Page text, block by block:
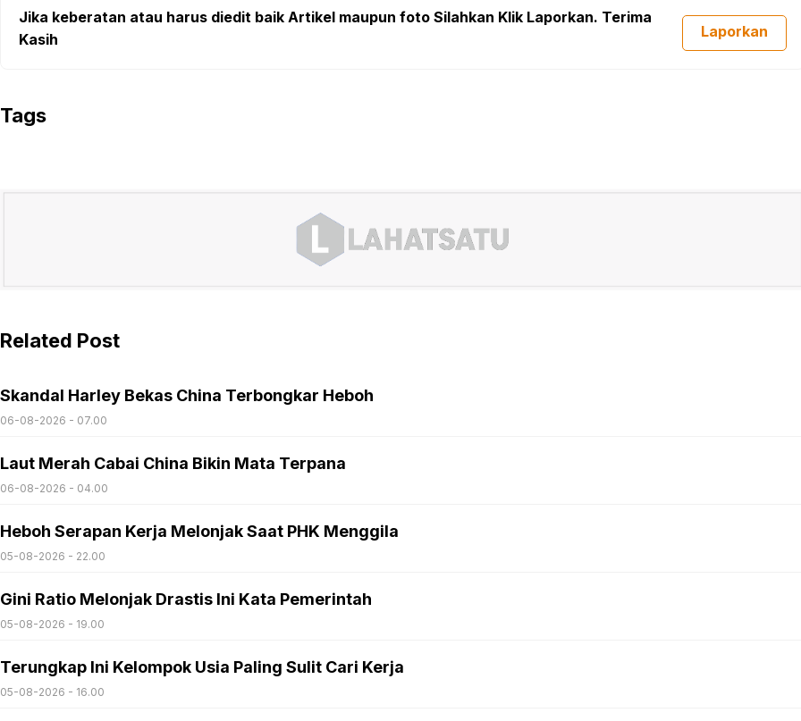
Jika keberatan atau harus diedit baik Artikel maupun foto Silahkan Klik Laporkan. Terima
Kasih
Laporkan
Tags
Related Post
Skandal Harley Bekas China Terbongkar Heboh
06-08-2026 - 07.00
Laut Merah Cabai China Bikin Mata Terpana
06-08-2026 - 04.00
Heboh Serapan Kerja Melonjak Saat PHK Menggila
05-08-2026 - 22.00
Gini Ratio Melonjak Drastis Ini Kata Pemerintah
05-08-2026 - 19.00
Terungkap Ini Kelompok Usia Paling Sulit Cari Kerja
05-08-2026 - 16.00